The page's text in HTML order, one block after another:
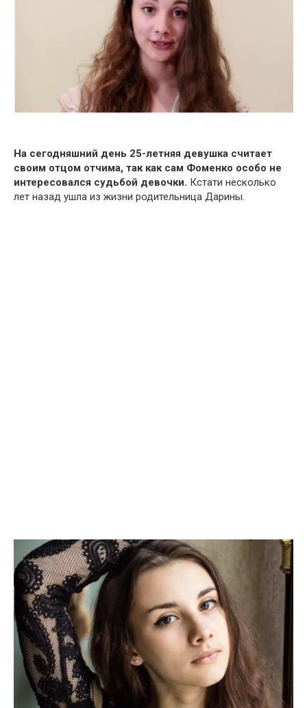
На сегодняшний день 25-летняя девушка считает
своим отцом отчима, так как сам Фоменко особо не
интересовался судьбой девочки. Кстати несколько
лет назад ушла из жизни родительница Дарины.